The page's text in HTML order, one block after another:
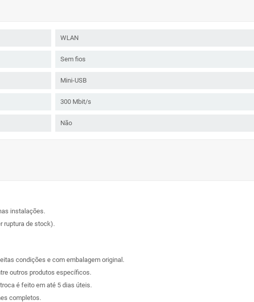
WLAN
Sem fios
Mini-USB
300 Mbit/s
Não
instalações.
ruptura de stock).
condições e com embalagem original.
outros produtos específicos.
é feito em até 5 dias úteis.
completos.